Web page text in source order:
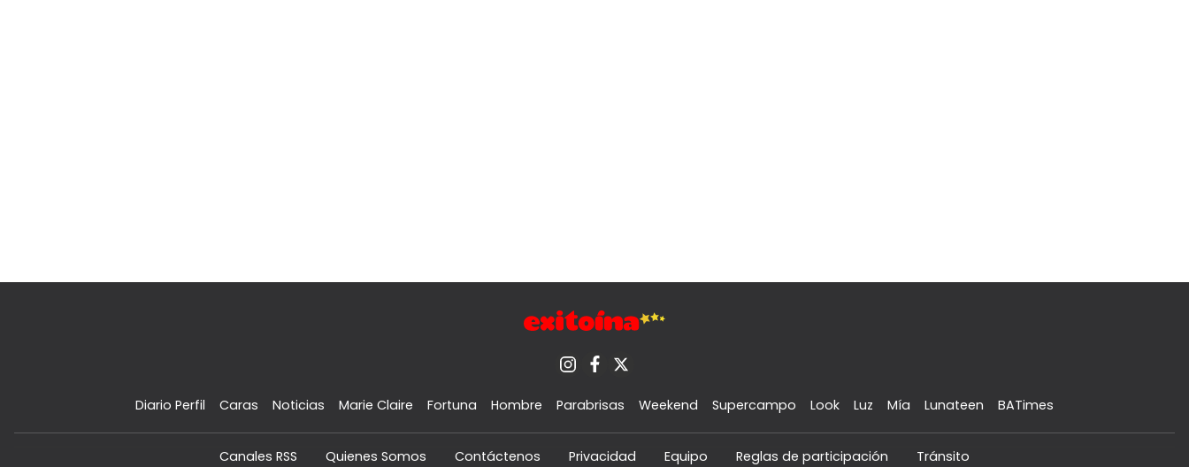
Diario Perfil Caras Noticias Marie Claire Fortuna Hombre Parabrisas Weekend Supercampo Look Luz Mía Lunateen BATimes
Canales RSS Quienes Somos Contáctenos Privacidad Equipo Reglas de participación Tránsito